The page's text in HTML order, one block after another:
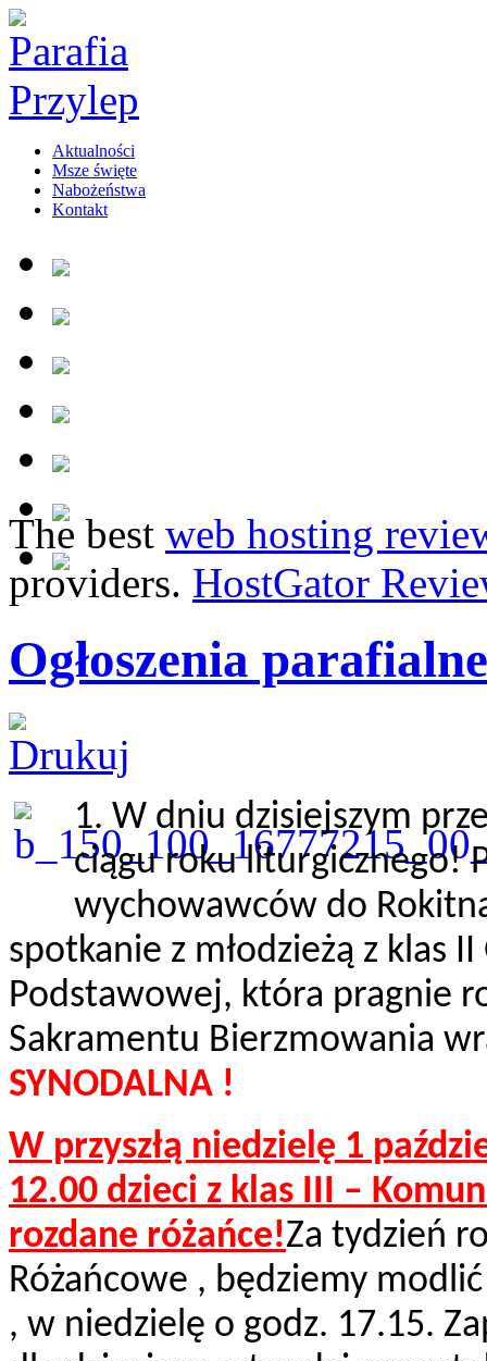
Aktualności
Msze święte
Nabożeństwa
Kontakt
The best web hosting
providers. HostGator
Ogłoszenia
1. W dniu dzisiejszym
ciągu roku liturgicznego!
wychowawców do
spotkanie z młodzieżą z klas
Podstawowej, która pragnie
Sakramentu Bierzmowania
SYNODALNA !
W przyszłą niedzielę 1
12.00 dzieci z klas III –
rozdane różańce!Za tydzień
Różańcowe , będziemy
, w niedzielę o godz. 17.15.